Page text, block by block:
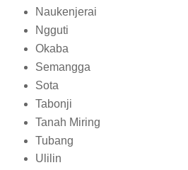
Naukenjerai
Ngguti
Okaba
Semangga
Sota
Tabonji
Tanah Miring
Tubang
Ulilin